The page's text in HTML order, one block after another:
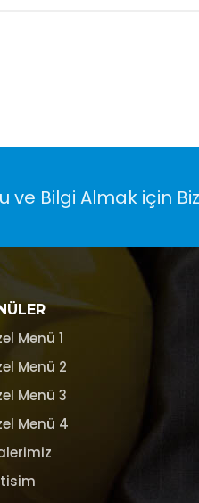
ve Bilgi Almak için
Menü 1
Menü 2
Menü 3
Menü 4